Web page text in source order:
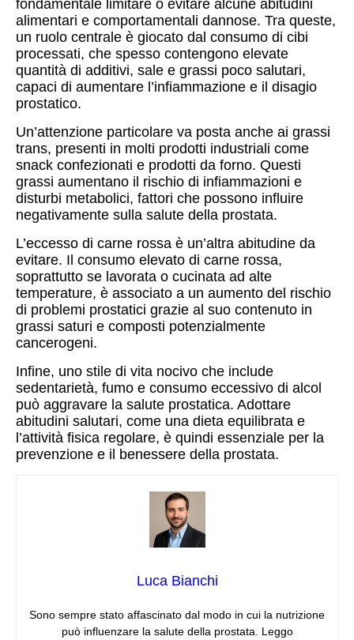
fondamentale limitare o evitare alcune abitudini
alimentari e comportamentali dannose. Tra queste,
un ruolo centrale è giocato dal consumo di cibi
processati, che spesso contengono elevate
quantità di additivi, sale e grassi poco salutari,
capaci di aumentare l’infiammazione e il disagio
prostatico.
Un’attenzione particolare va posta anche ai grassi
trans, presenti in molti prodotti industriali come
snack confezionati e prodotti da forno. Questi
grassi aumentano il rischio di infiammazioni e
disturbi metabolici, fattori che possono influire
negativamente sulla salute della prostata.
L’eccesso di carne rossa è un’altra abitudine da
evitare. Il consumo elevato di carne rossa,
soprattutto se lavorata o cucinata ad alte
temperature, è associato a un aumento del rischio
di problemi prostatici grazie al suo contenuto in
grassi saturi e composti potenzialmente
cancerogeni.
Infine, uno stile di vita nocivo che include
sedentarietà, fumo e consumo eccessivo di alcol
può aggravare la salute prostatica. Adottare
abitudini salutari, come una dieta equilibrata e
l’attività fisica regolare, è quindi essenziale per la
prevenzione e il benessere della prostata.
Luca Bianchi
Sono sempre stato affascinato dal modo in cui la nutrizione
può influenzare la salute della prostata. Leggo